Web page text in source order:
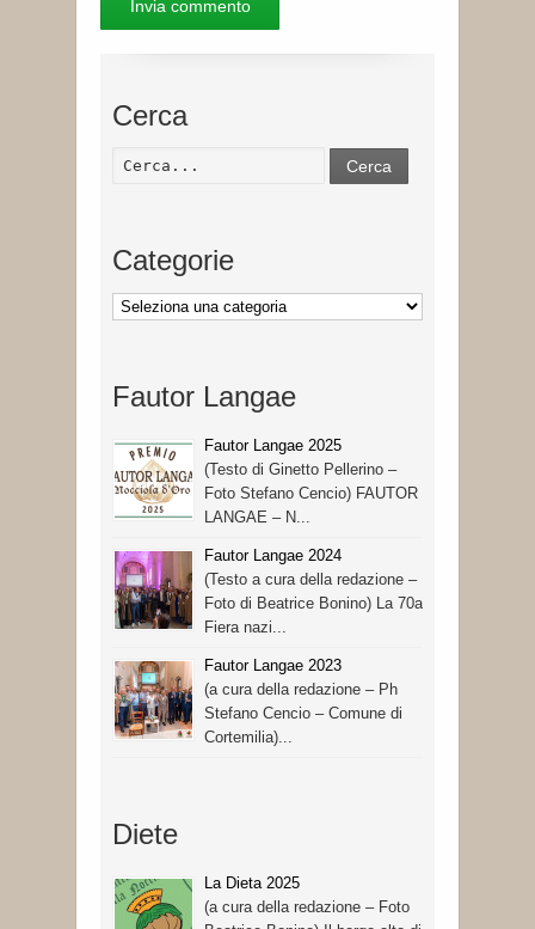
Cerca
Cerca
Categorie
Categorie
Fautor Langae
Fautor Langae 2025
(Testo di Ginetto Pellerino –
Foto Stefano Cencio) FAUTOR
LANGAE – N...
Fautor Langae 2024
(Testo a cura della redazione –
Foto di Beatrice Bonino) La 70a
Fiera nazi...
Fautor Langae 2023
(a cura della redazione – Ph
Stefano Cencio – Comune di
Cortemilia)...
Diete
La Dieta 2025
(a cura della redazione – Foto